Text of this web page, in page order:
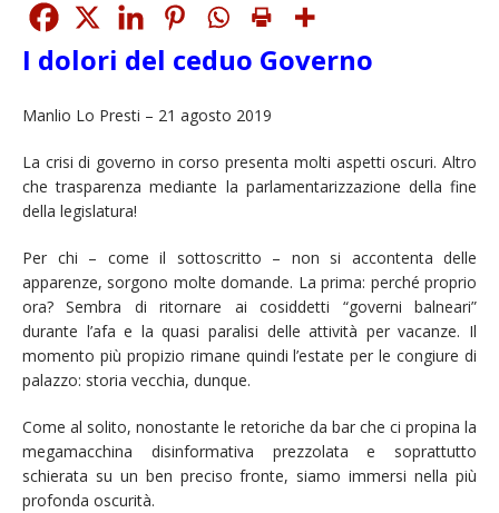
I dolori del ceduo Governo
Manlio Lo Presti – 21 agosto 2019
La crisi di governo in corso presenta molti aspetti oscuri. Altro
che trasparenza mediante la parlamentarizzazione della fine
della legislatura!
Per chi – come il sottoscritto – non si accontenta delle
apparenze, sorgono molte domande. La prima: perché proprio
ora? Sembra di ritornare ai cosiddetti “governi balneari”
durante l’afa e la quasi paralisi delle attività per vacanze. Il
momento più propizio rimane quindi l’estate per le congiure di
palazzo: storia vecchia, dunque.
Come al solito, nonostante le retoriche da bar che ci propina la
megamacchina disinformativa prezzolata e soprattutto
schierata su un ben preciso fronte, siamo immersi nella più
profonda oscurità.